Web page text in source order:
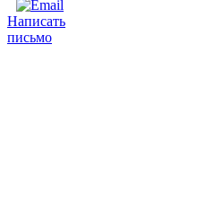
Написать
письмо